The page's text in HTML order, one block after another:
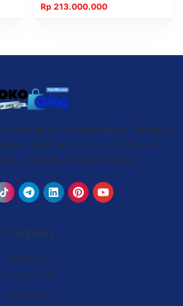
Rp 213.000.000
belanja online terlengkap. Temukan
Elektronik, Otomotif, Properti,
Jual beli aman dan cepat!
Company
About Us
Contact Us
Disclaimer